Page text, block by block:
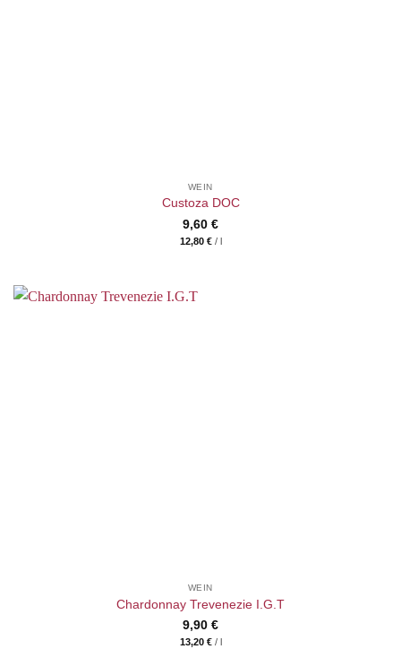
WEIN
Custoza DOC
9,60 €
12,80 €/ l
WEIN
Chardonnay Trevenezie I.G.T
9,90 €
13,20 €/